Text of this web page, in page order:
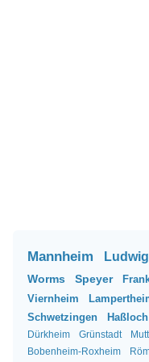
Mannheim
Worms Speyer
Viernheim
Schwetzingen
Haßloch
Dürkheim
Grünstadt
Bobenheim-Roxheim